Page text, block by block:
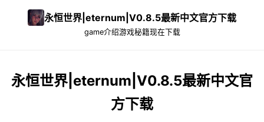
永恒世界|eternum|V0.8.5最新中文官方下载
game介绍游戏秘籍现在下载
永恒世界|eternum|V0.8.5最新中文官
方下载